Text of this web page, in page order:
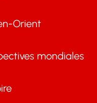
Orient
mondiales